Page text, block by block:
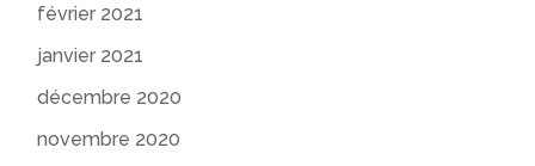
février 2021
janvier 2021
décembre 2020
novembre 2020